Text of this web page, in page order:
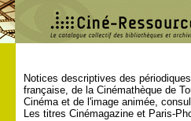
Notices descriptives des
française, de la Cinémathèque de
Cinéma et de l'image animée,
Les titres Cinémagazine et Paris-